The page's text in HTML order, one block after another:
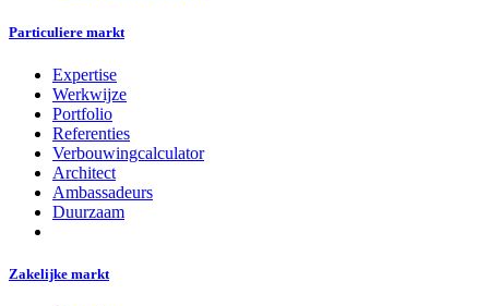
Particuliere markt
Expertise
Werkwijze
Portfolio
Referenties
Verbouwingcalculator
Architect
Ambassadeurs
Duurzaam
Zakelijke markt